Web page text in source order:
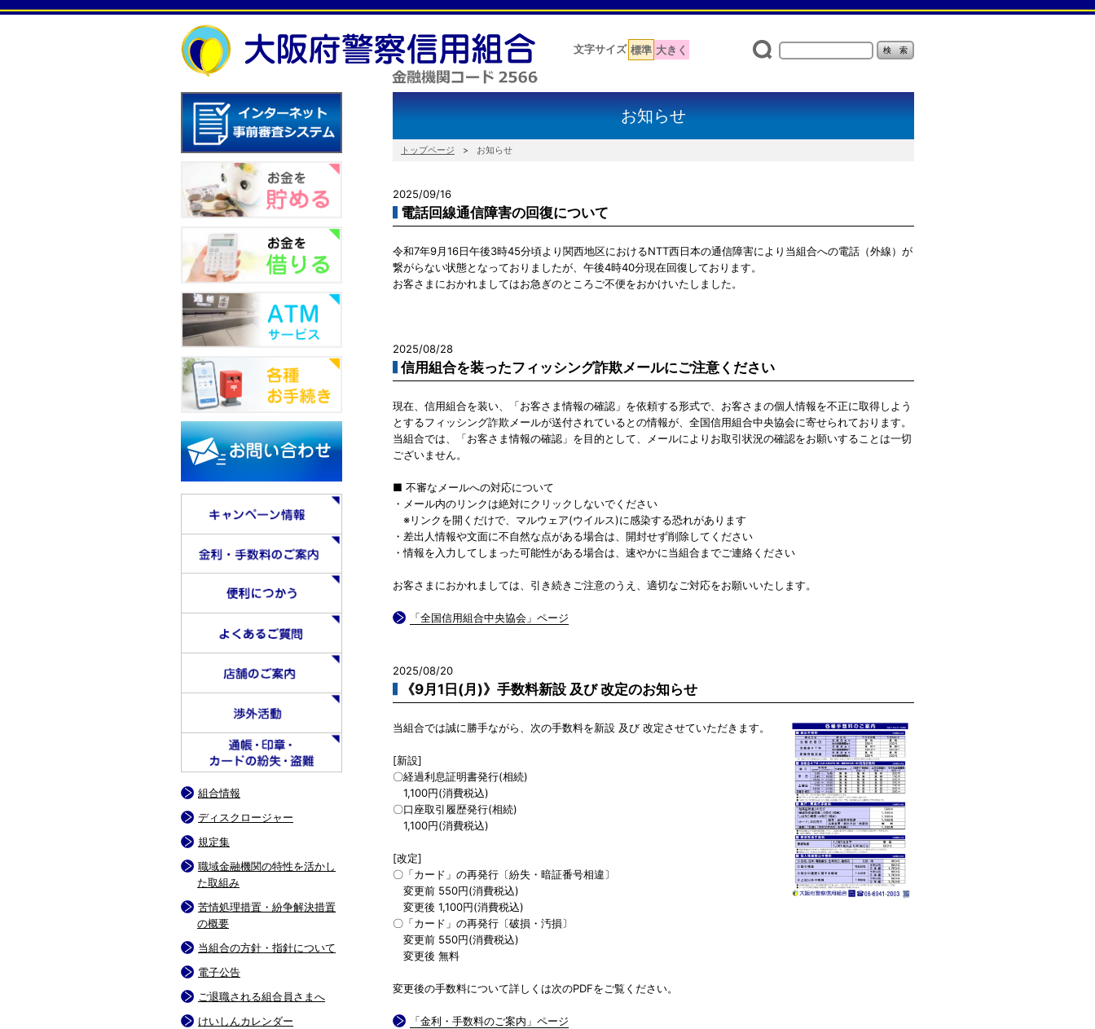
文字サイズ 標準 大きく
お知らせ
トップページ お知らせ
2025/09/16
電話回線通信障害の回復について
令和7年9月16日午後3時45分頃より関西地区におけるNTT西日本の通信障害により当組合への電話（外線）が
繋がらない状態となっておりましたが、午後4時40分現在回復しております。
お客さまにおかれましてはお急ぎのところご不便をおかけいたしました。
2025/08/28
信用組合を装ったフィッシング詐欺メールにご注意ください
現在、信用組合を装い、「お客さま情報の確認」を依頼する形式で、お客さまの個人情報を不正に取得しよう
とするフィッシング詐欺メールが送付されているとの情報が、全国信用組合中央協会に寄せられております。
当組合では、「お客さま情報の確認」を目的として、メールによりお取引状況の確認をお願いすることは一切
ございません。
■ 不審なメールへの対応について
・メール内のリンクは絶対にクリックしないでください
※リンクを開くだけで、マルウェア(ウイルス)に感染する恐れがあります
・差出人情報や文面に不自然な点がある場合は、開封せず削除してください
・情報を入力してしまった可能性がある場合は、速やかに当組合までご連絡ください
お客さまにおかれましては、引き続きご注意のうえ、適切なご対応をお願いいたします。
「全国信用組合中央協会」ページ
2025/08/20
《9月1日(月)》手数料新設 及び 改定のお知らせ
当組合では誠に勝手ながら、次の手数料を新設 及び 改定させていただきます。
[新設]
〇経過利息証明書発行(相続)
1,100円(消費税込)
〇口座取引履歴発行(相続)
1,100円(消費税込)
[改定]
〇「カード」の再発行〔紛失・暗証番号相違〕
変更前 550円(消費税込)
変更後 1,100円(消費税込)
〇「カード」の再発行〔破損・汚損〕
変更前 550円(消費税込)
変更後 無料
変更後の手数料について詳しくは次のPDFをご覧ください。
「金利・手数料のご案内」ページ
組合情報
ディスクロージャー
規定集
職域金融機関の特性を活かし
た取組み
苦情処理措置・紛争解決措置
の概要
当組合の方針・指針について
電子公告
ご退職される組合員さまへ
けいしんカレンダー